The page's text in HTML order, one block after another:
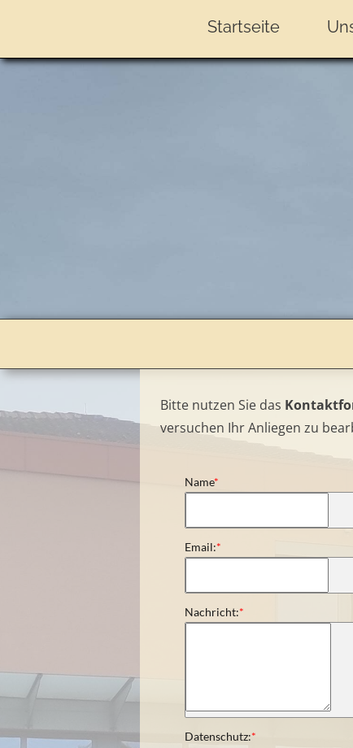
Startseite
Bitte nutzen Sie das
versuchen Ihr Anliegen zu
Name*
Email:*
Nachricht:*
Datenschutz:*